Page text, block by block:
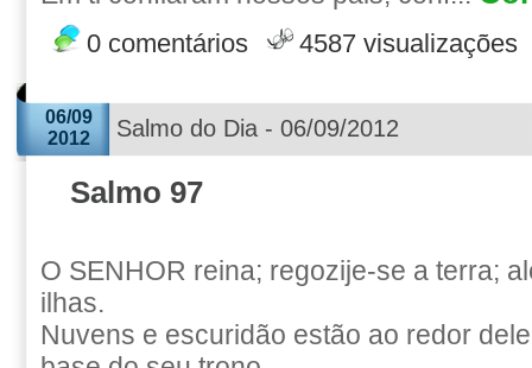
0 comentários 4587 visualizações
06/09
2012
Salmo do Dia - 06/09/2012
Salmo 97
O SENHOR reina; regozije-se a terra;
ilhas.
Nuvens e escuridão estão ao redor